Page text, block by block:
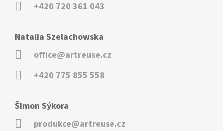
+420 720 361 043
Natalia Szelachowska
office@artreuse.cz
+420 775 855 558
Šimon Sýkora
produkce@artreuse.cz